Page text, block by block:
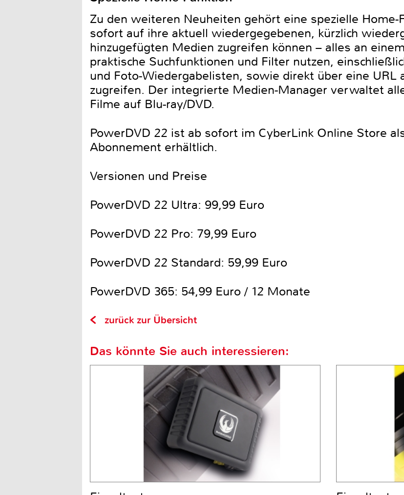
Zu den weiteren Neuheiten gehört eine spezielle
sofort auf ihre aktuell wiedergegebenen, kürzlich
hinzugefügten Medien zugreifen können – alles an
praktische Suchfunktionen und Filter nutzen,
und Foto-Wiedergabelisten, sowie direkt über eine URL
zugreifen. Der integrierte Medien-Manager verwaltet
Filme auf Blu-ray/DVD.
PowerDVD 22 ist ab sofort im CyberLink Online Store
Abonnement erhältlich.
Versionen und Preise
PowerDVD 22 Ultra: 99,99 Euro
PowerDVD 22 Pro: 79,99 Euro
PowerDVD 22 Standard: 59,99 Euro
PowerDVD 365: 54,99 Euro / 12 Monate
zurück zur Übersicht
Das könnte Sie auch interessieren: